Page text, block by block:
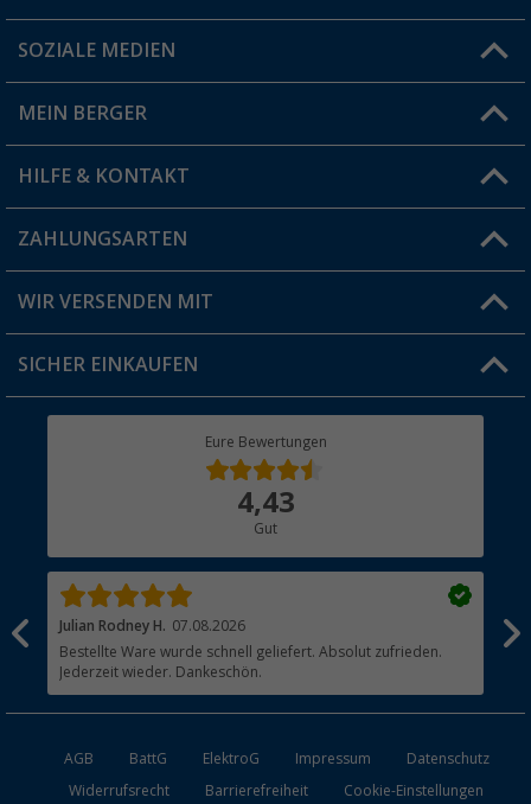
Du hast eine Frage?
Filiale finden
SOZIALE MEDIEN
MEIN BERGER
Vorteilskarte
Blog
Jobs & Karriere
HILFE & KONTAKT
FAQ & Kontakt
Versandinformationen
Rücksendung
ZAHLUNGSARTEN
WIR VERSENDEN MIT
SICHER EINKAUFEN
Eure Bewertungen
4,43
Gut
Julian Rodney H. 07.08.2026
Bestellte Ware wurde schnell geliefert. Absolut zufrieden.
Jederzeit wieder. Dankeschön.
??
AGB BattG ElektroG Impressum
Datenschutz
Widerrufsrecht
Barrierefreiheit Cookie-Einstellungen